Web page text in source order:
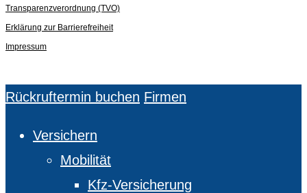
Transparenzverordnung (TVO)
Erklärung zur Barrierefreiheit
Impressum
Close
Rückruftermin buchen Firmen
Versichern
Mobilität
Kfz-Versicherung